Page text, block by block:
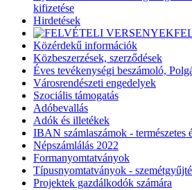
kifizetése
Hirdetések
Közérdekű információk
Közbeszerzések, szerződések
Éves tevékenységi beszámoló,
Városrendészeti engedelyek
Szociális támogatás
Adóbevallás
Adók és illetékek
IBAN számlaszámok - természetes
Népszámlálás 2022
Formanyomtatványok
Típusnyomtatványok -
Projektek gazdálkodók számára